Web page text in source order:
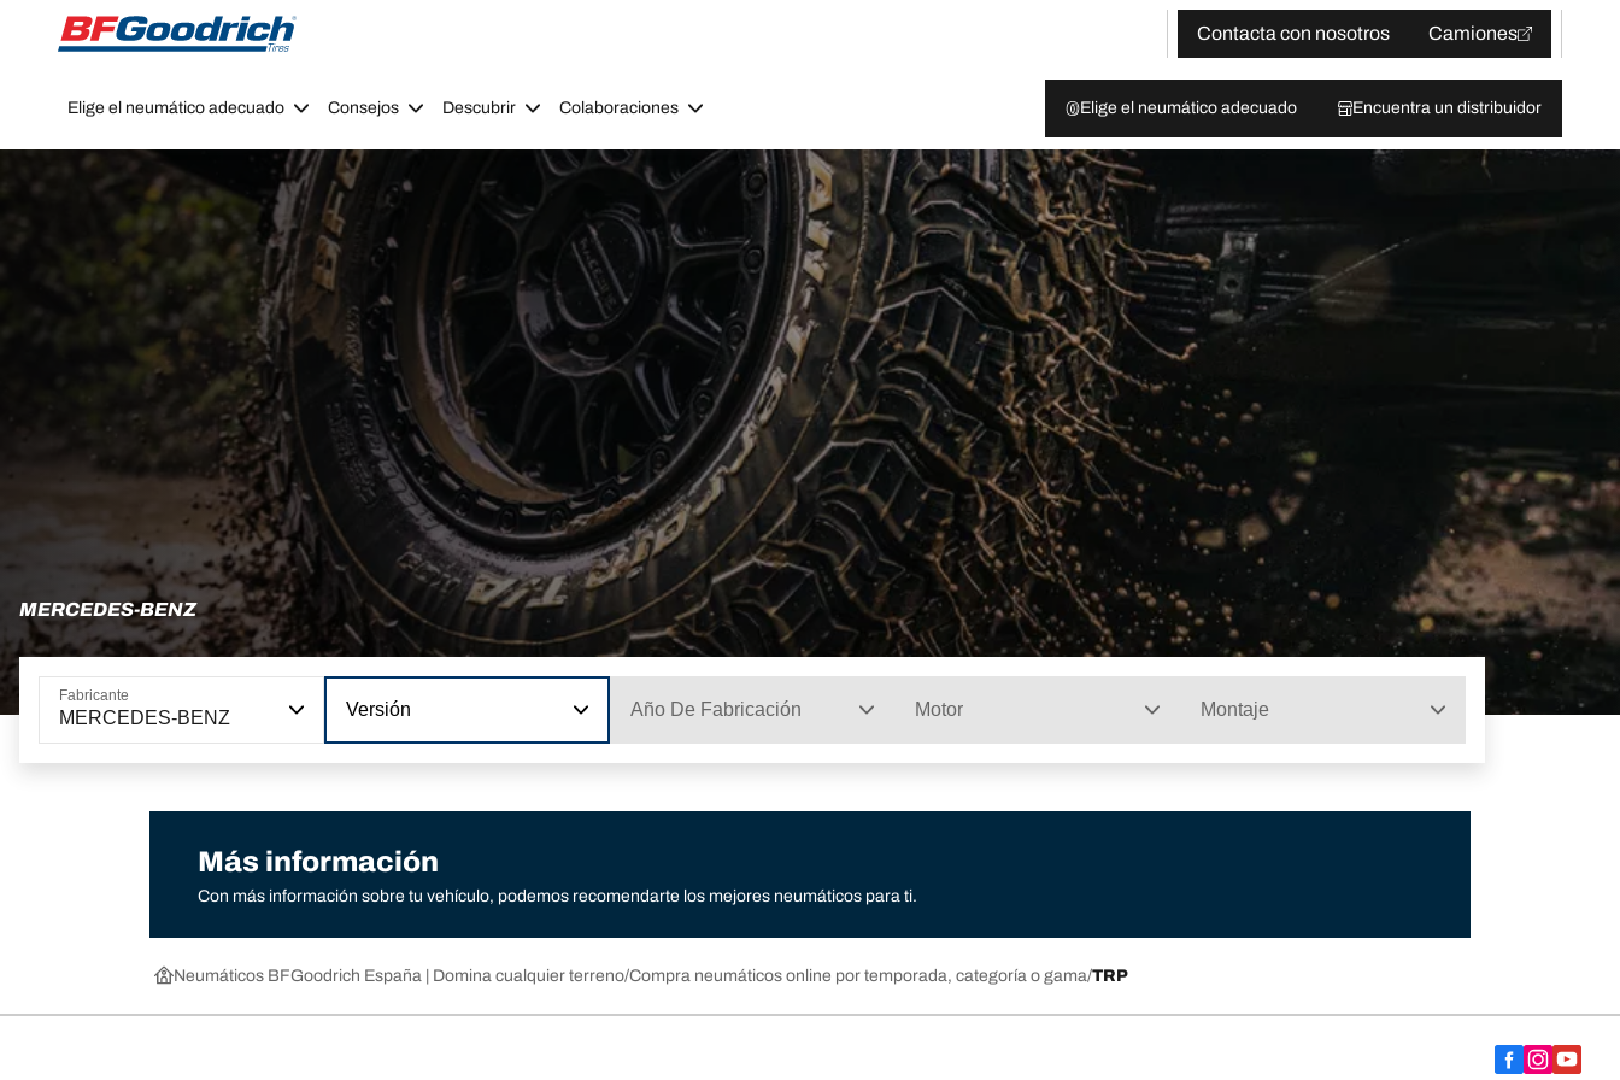
Go to page content
Go to page navigation
Contacta con nosotros
Camiones
Elige el neumático adecuado Consejos Descubrir Colaboraciones Elige el neumático adecuado Encuentra un distribuidor
MERCEDES-BENZ
Fabricante
MERCEDES-BENZ Versión Año De Fabricación Motor Montaje
Más información
Con más información sobre tu vehículo, podemos recomendarte los mejores neumáticos para ti.
Neumáticos BFGoodrich España | Domina cualquier terreno Compra neumáticos online por temporada, categoría o gama TRP